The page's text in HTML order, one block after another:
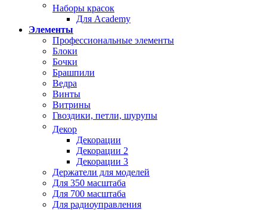
Наборы красок
Для Academy
Элементы
Профессиональные элементы
Блоки
Бочки
Брашпили
Ведра
Винты
Витрины
Гвоздики, петли, шурупы
Декор
Декорации
Декорации 2
Декорации 3
Держатели для моделей
Для 350 масштаба
Для 700 масштаба
Для радиоуправления